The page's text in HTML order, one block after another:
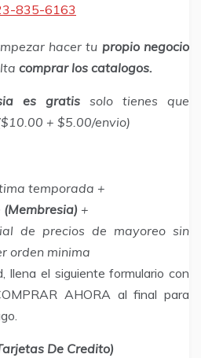
hacer tu propio negocio
comprar los catalogos.
es gratis solo tienes que
+ $5.00/envio)
temporada +
(Membresia) +
de precios de mayoreo sin
orden minima
llena el siguiente formulario con
AHORA al final para
De Credito)